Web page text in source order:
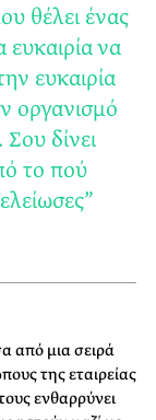
θέλει ένας
ευκαιρία να
ευκαιρία
οργανισμό
δίνει
το πού
από μια σειρά
της εταιρείας
ενθαρρύνει